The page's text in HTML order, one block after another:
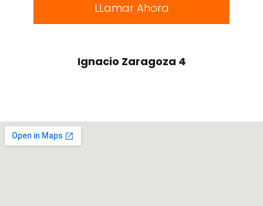
LLamar Ahora
Ignacio Zaragoza 4